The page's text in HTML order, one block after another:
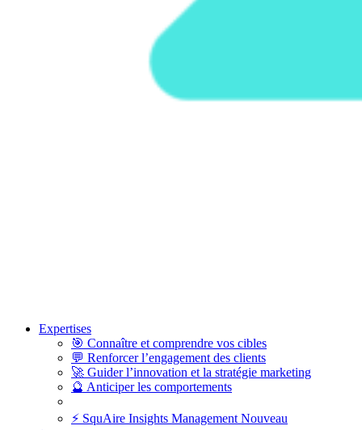
Expertises
🎯 Connaître et comprendre vos cibles
💬 Renforcer l’engagement des clients
🚀 Guider l’innovation et la stratégie marketing
🔮 Anticiper les comportements
⚡ SquAire Insights Management Nouveau